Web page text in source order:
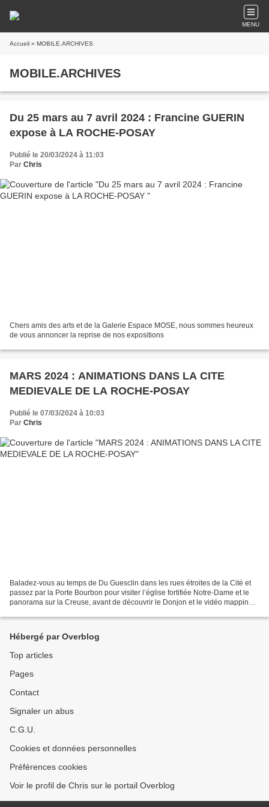
MENU
Accueil » MOBILE.ARCHIVES
MOBILE.ARCHIVES
Du 25 mars au 7 avril 2024 : Francine GUERIN
expose à LA ROCHE-POSAY
Publié le 20/03/2024 à 11:03
Par Chris
Chers amis des arts et de la Galerie Espace MOSE, nous sommes heureux
de vous annoncer la reprise de nos expositions
MARS 2024 : ANIMATIONS DANS LA CITE
MEDIEVALE DE LA ROCHE-POSAY
Publié le 07/03/2024 à 10:03
Par Chris
Baladez-vous au temps de Du Guesclin dans les rues étroites de la Cité et
passez par la Porte Bourbon pour visiter l’église fortifiée Notre-Dame et le
panorama sur la Creuse, avant de découvrir le Donjon et le vidéo mapping
Hébergé par Overblog
Top articles
Pages
Contact
Signaler un abus
C.G.U.
Cookies et données personnelles
Préférences cookies
Voir le profil de Chris sur le portail Overblog